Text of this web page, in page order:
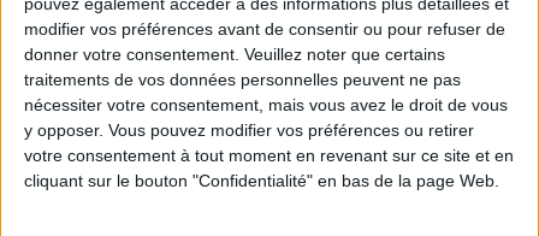
modifier vos préférences avant de consentir ou pour refuser de
donner votre consentement. Veuillez noter que certains
traitements de vos données personnelles peuvent ne pas
nécessiter votre consentement, mais vous avez le droit de vous
y opposer. Vous pouvez modifier vos préférences ou retirer
votre consentement à tout moment en revenant sur ce site et en
cliquant sur le bouton "Confidentialité" en bas de la page Web.
A 100% YOGA WEEKEND WITHOUT SPENDING A DIME!